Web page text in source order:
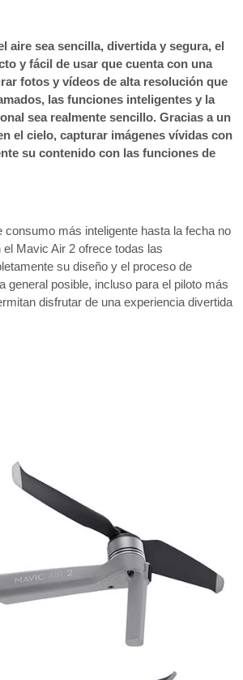
aire sea sencilla, divertida y segura, el
y fácil de usar que cuenta con una
fotos y vídeos de alta resolución que
las funciones inteligentes y la
sea realmente sencillo. Gracias a un
el cielo, capturar imágenes vívidas con
su contenido con las funciones de
más inteligente hasta la fecha no
Mavic Air 2 ofrece todas las
su diseño y el proceso de
general posible, incluso para el piloto más
disfrutar de una experiencia divertida